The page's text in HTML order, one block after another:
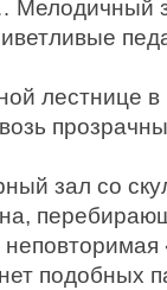
Мелодичный
лестнице
зал со
подобных